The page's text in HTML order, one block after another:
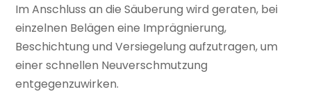
Im Anschluss an die Säuberung wird geraten, bei
einzelnen Belägen eine Imprägnierung,
Beschichtung und Versiegelung aufzutragen, um
einer schnellen Neuverschmutzung
entgegenzuwirken.